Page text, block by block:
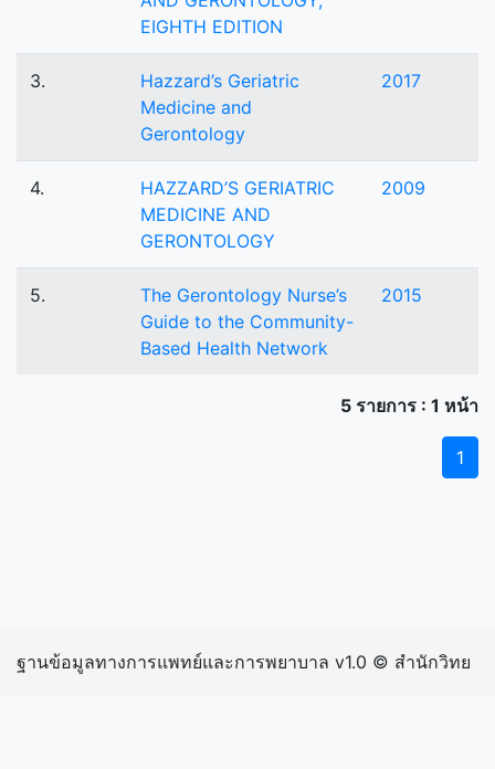
EIGHTH EDITION
3.
Hazzard’s Geriatric
Medicine and
Gerontology
2017
4.
HAZZARD’S GERIATRIC
MEDICINE AND
GERONTOLOGY
2009
5.
The Gerontology Nurse’s
Guide to the Community-
Based Health Network
2015
5 รายการ : 1 หน้า
1
ฐานข้อมูลทางการแพทย์และการพยาบาล v1.0 © สำนักวิทย